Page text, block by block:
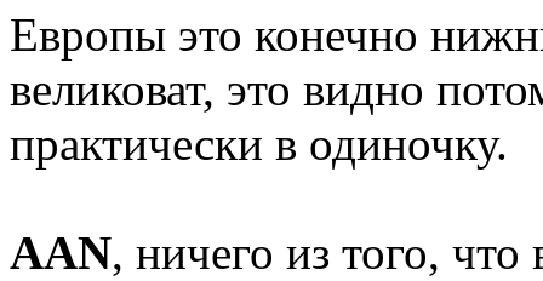
Европы это конечно
великоват, это видно
практически в одиночку.
AAN, ничего из того, что